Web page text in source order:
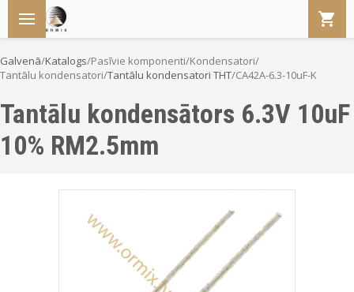
Galvenā/Katalogs/Pasīvie komponenti/Kondensatori/
Tantālu kondensatori/Tantālu kondensatori THT/CA42A-6.3-10uF-K
Tantālu kondensātors 6.3V 10uF
10% RM2.5mm